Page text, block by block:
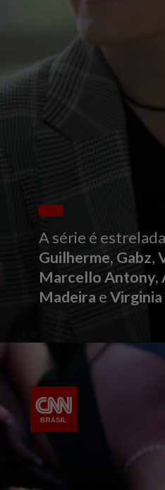
A série é
Guilherme, Gabz,
Marcello Antony,
Madeira eVirginia